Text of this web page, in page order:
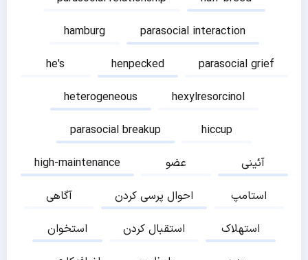
hamburg
parasocial interaction
he's
henpecked
parasocial grief
heterogeneous
hexylresorcinol
parasocial breakup
hiccup
high-maintenance
عضو
آئینی
آگاهی
احوال پرسی کردن
استامپ
استخوان
استقبال کردن
استهلاک